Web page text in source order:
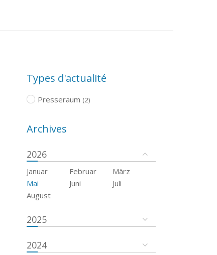
Types d'actualité
Presseraum (2)
Archives
2026
Januar Februar
März
Mai
Juni
Juli
August
2025
2024